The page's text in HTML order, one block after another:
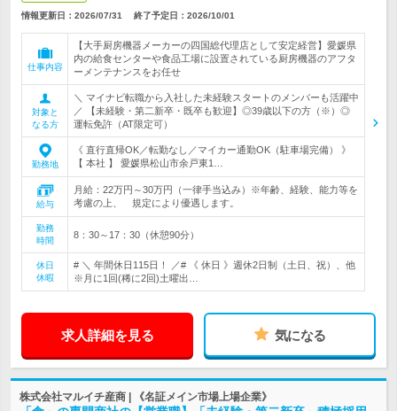
情報更新日：2026/07/31 終了予定日： 2026/10/01
仕事内容
【大手厨房機器メーカーの四国総代理店として安定経営】愛媛県
内の給食センターや食品工場に設置されている厨房機器のアフタ
ーメンテナンスをお任せ
対象と
なる方
＼ マイナビ転職から入社した未経験スタートのメンバーも活躍中
／ 【未経験・第二新卒・既卒も歓迎】◎39歳以下の方（※）◎
運転免許（AT限定可）
勤務地
《 直行直帰OK／転勤なし／マイカー通勤OK（駐車場完備） 》
【 本社 】 愛媛県松山市余戸東1…
給与
月給：22万円～30万円（一律手当込み）※年齢、経験、能力等を
考慮の上、 規定により優遇します。
勤務
時間
8：30～17：30（休憩90分）
休日
休暇
# ＼ 年間休日115日！ ／# 《 休日 》週休2日制（土日、祝）、他
※月に1回(稀に2回)土曜出…
求人詳細を見る 気になる
株式会社マルイチ産商 | 《名証メイン市場上場企業》